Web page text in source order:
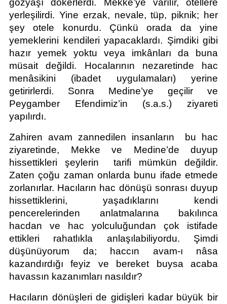
gözyaşı dökerlerdi. Mekke’ye varılır, otellere
yerleşilirdi. Yine erzak, nevale, tüp, piknik; her
şey otele konurdu. Çünkü orada da yine
yemeklerini kendileri yapacaklardı. Şimdiki gibi
hazır yemek yoktu veya imkânları da buna
müsait değildi. Hocalarının nezaretinde hac
menâsikini (ibadet uygulamaları) yerine
getirirlerdi. Sonra Medine’ye geçilir ve
Peygamber Efendimiz’in (s.a.s.) ziyareti
yapılırdı.
Zahiren avam zannedilen insanların  bu hac
ziyaretinde, Mekke ve Medine’de duyup
hissettikleri şeylerin  tarifi mümkün değildir.
Zaten çoğu zaman onlarda bunu ifade etmede
zorlanırlar. Hacıların hac dönüşü sonrası duyup
hissettiklerini, yaşadıklarını kendi
pencerelerinden anlatmalarına bakılınca
hacdan ve hac yolculuğundan çok istifade
ettikleri rahatlıkla anlaşılabiliyordu. Şimdi
düşünüyorum da; haccın avam-ı nâsa
kazandırdığı feyiz ve bereket buysa acaba
havassın kazanımları nasıldır?
Hacıların dönüşleri de gidişleri kadar büyük bir